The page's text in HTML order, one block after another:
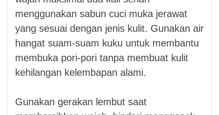
menggunakan sabun cuci muka jerawat
yang sesuai dengan jenis kulit. Gunakan air
hangat suam-suam kuku untuk membantu
membuka pori-pori tanpa membuat kulit
kehilangan kelembapan alami.
Gunakan gerakan lembut saat